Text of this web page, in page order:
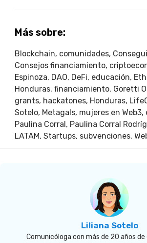
Más sobre:
Blockchain, comunidades,
Consejos financiamiento,
Espinoza, DAO, DeFi, educación,
Honduras, financiamiento, Goretti
grants, hackatones, Honduras,
Sotelo, Metagals, mujeres en Web3,
Paulina Corral , Paulina Corral
LATAM, Startups, subvenciones,
Liliana Sotelo
Comunicóloga con más de 20 años